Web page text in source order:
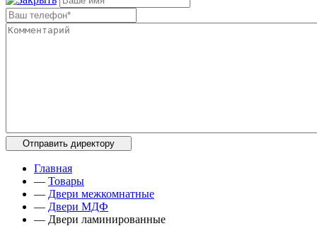
Главная
— Товары
— Двери межкомнатные
— Двери МДФ
— Двери ламинированные